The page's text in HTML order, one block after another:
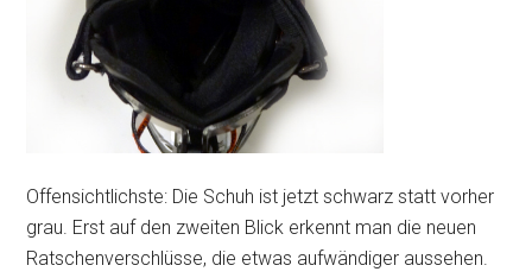
Offensichtlichste: Die Schuh ist jetzt schwarz statt vorher
grau. Erst auf den zweiten Blick erkennt man die neuen
Ratschenverschlüsse, die etwas aufwändiger aussehen.